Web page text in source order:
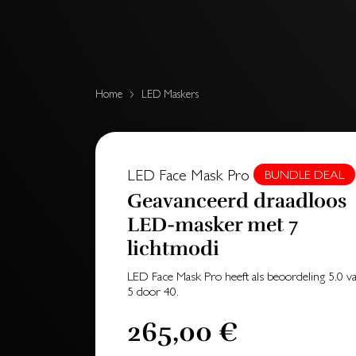
Home LED Maskers
LED Face Mask Pro BUNDLE DEAL
Geavanceerd draadloos
LED-masker met 7
lichtmodi
LED Face Mask Pro heeft als beoordeling 5.0
5 door 40.
265,00 €